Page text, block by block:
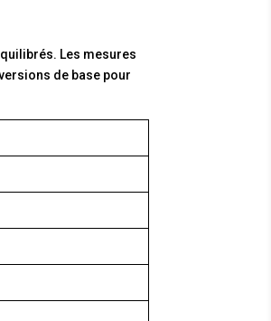
Les mesures
de base pour